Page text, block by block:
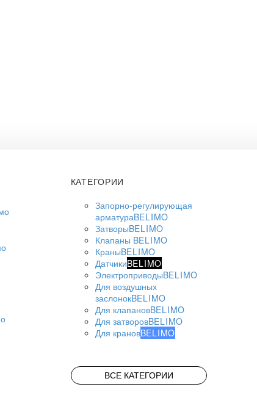
КАТЕГОРИИ
Запорно-регулирующая
арматураBELIMO
ЗатворыBELIMO
Клапаны BELIMO
КраныBELIMO
ДатчикиBELIMO
ЭлектроприводыBELIMO
Для воздушных
заслонокBELIMO
Для клапановBELIMO
Для затворовBELIMO
Для крановBELIMO
ВСЕ КАТЕГОРИИ